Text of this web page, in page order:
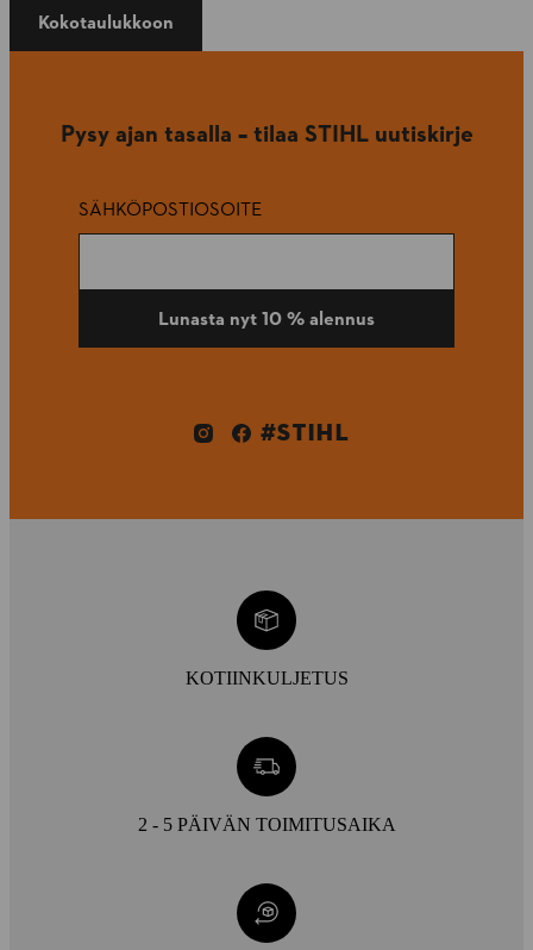
Kokotaulukkoon
Pysy ajan tasalla – tilaa STIHL uutiskirje
SÄHKÖPOSTIOSOITE
Lunasta nyt 10 % alennus
#STIHL
KOTIINKULJETUS
2 - 5 PÄIVÄN TOIMITUSAIKA